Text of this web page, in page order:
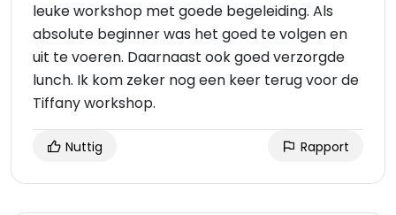
leuke workshop met goede begeleiding. Als
absolute beginner was het goed te volgen en
uit te voeren. Daarnaast ook goed verzorgde
lunch. Ik kom zeker nog een keer terug voor de
Tiffany workshop.
Nuttig Rapport